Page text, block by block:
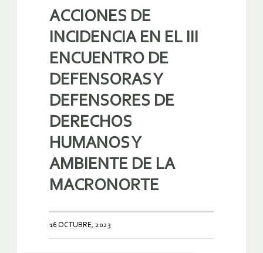
ACCIONES DE
INCIDENCIA EN EL III
ENCUENTRO DE
DEFENSORAS Y
DEFENSORES DE
DERECHOS
HUMANOS Y
AMBIENTE DE LA
MACRONORTE
16 OCTUBRE, 2023